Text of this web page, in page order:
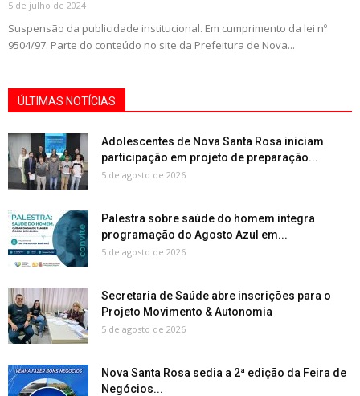
5 de julho de 2024
Suspensão da publicidade institucional. Em cumprimento da lei nº
9504/97. Parte do conteúdo no site da Prefeitura de Nova...
ÚLTIMAS NOTÍCIAS
Adolescentes de Nova Santa Rosa iniciam
participação em projeto de preparação...
5 de agosto de 2026
Palestra sobre saúde do homem integra
programação do Agosto Azul em...
5 de agosto de 2026
Secretaria de Saúde abre inscrições para o
Projeto Movimento & Autonomia
5 de agosto de 2026
Nova Santa Rosa sedia a 2ª edição da Feira de
Negócios...